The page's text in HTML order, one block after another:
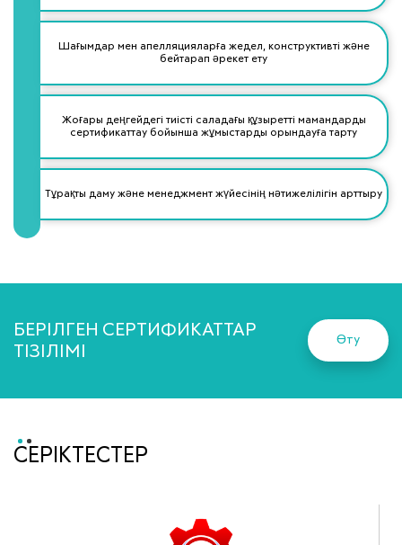
Шағымдар мен апелляцияларға жедел, конструктивті және
бейтарап әрекет ету
Жоғары деңгейдегі тиісті саладағы құзыретті мамандарды
сертификаттау бойынша жұмыстарды орындауға тарту
Тұрақты даму және менеджмент жүйесінің нәтижелілігін арттыру
БЕРІЛГЕН СЕРТИФИКАТТАР
ТІЗІЛІМІ
Өту
СЕРІКТЕСТЕР